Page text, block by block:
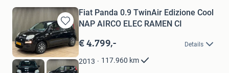
Bewaren
in
Mijn
Favorieten
Fiat Panda 0.9 TwinAir Edizione Cool
NAP AIRCO ELEC RAMEN CI
€ 4.799,- Details
2013 117.960 km